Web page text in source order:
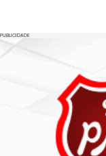
PUBLICIDADE